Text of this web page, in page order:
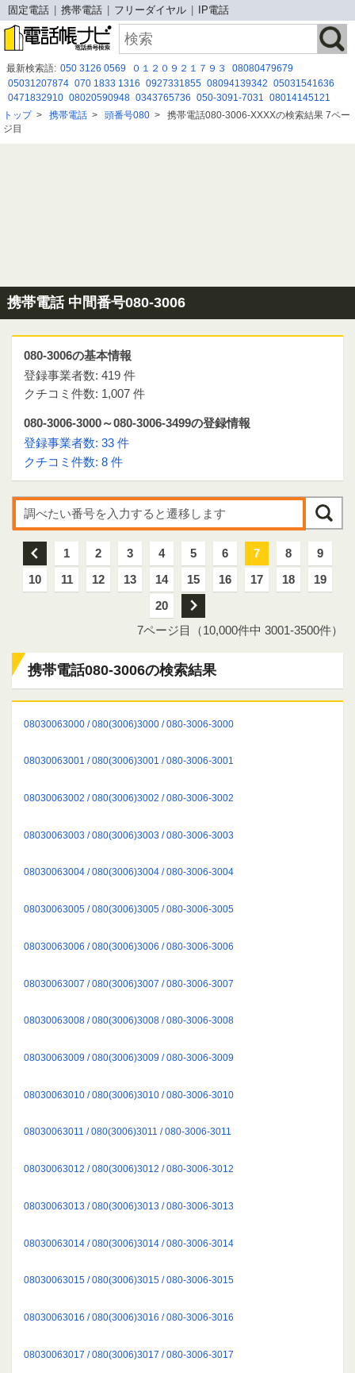
固定電話 携帯電話 フリーダイヤル IP電話
最新検索語: 050 3126 0569 ０１２０９２１７９３
08080479679
05031207874 070 1833 1316 0927331855 08094139342 05031541636
0471832910 08020590948 0343765736 050-3091-7031 08014145121
05031118111 0120551766 ０１２０２７４４５３ 0675264700
0120537356
トップ> 携帯電話 > 頭番号080 > 携帯電話080-3006-XXXXの検索結果 7ペー
ジ目
携帯電話 中間番号080-3006
080-3006の基本情報
登録事業者数: 419 件
クチコミ件数: 1,007 件
080-3006-3000～080-3006-3499の登録情報
登録事業者数: 33 件
クチコミ件数: 8 件
前 1 2 3 4 5 6 7 8
9
10
11 12 13 14 15 16 17 18
19
20
次
7ページ目（10,000件中 3001-3500件）
携帯電話080-3006の検索結果
08030063000 / 080(3006)3000 / 080-3006-3000
08030063001 / 080(3006)3001 / 080-3006-3001
08030063002 / 080(3006)3002 / 080-3006-3002
08030063003 / 080(3006)3003 / 080-3006-3003
08030063004 / 080(3006)3004 / 080-3006-3004
08030063005 / 080(3006)3005 / 080-3006-3005
08030063006 / 080(3006)3006 / 080-3006-3006
08030063007 / 080(3006)3007 / 080-3006-3007
08030063008 / 080(3006)3008 / 080-3006-3008
08030063009 / 080(3006)3009 / 080-3006-3009
08030063010 / 080(3006)3010 / 080-3006-3010
08030063011 / 080(3006)3011 / 080-3006-3011
08030063012 / 080(3006)3012 / 080-3006-3012
08030063013 / 080(3006)3013 / 080-3006-3013
08030063014 / 080(3006)3014 / 080-3006-3014
08030063015 / 080(3006)3015 / 080-3006-3015
08030063016 / 080(3006)3016 / 080-3006-3016
08030063017 / 080(3006)3017 / 080-3006-3017